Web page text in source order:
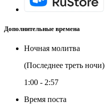
Дополнительные времена
Ночная молитва
(Последнее треть ночи)
1:00 - 2:57
Время поста